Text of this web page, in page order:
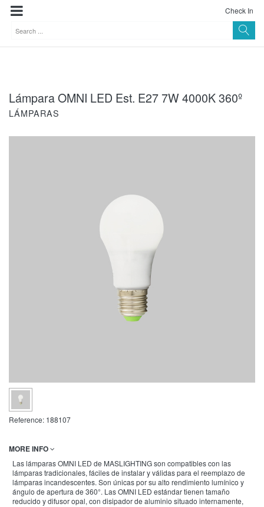
Check In
Lámpara OMNI LED Est. E27 7W 4000K 360º
LÁMPARAS
Reference: 188107
MORE INFO
Las lámparas OMNI LED de MASLIGHTING son compatibles con las
lámparas tradicionales, fáciles de instalar y válidas para el reemplazo de
lámparas incandescentes. Son únicas por su alto rendimiento lumínico y
ángulo de apertura de 360°. Las OMNI LED estándar tienen tamaño
reducido y difusor opal, con disipador de aluminio situado internamente,